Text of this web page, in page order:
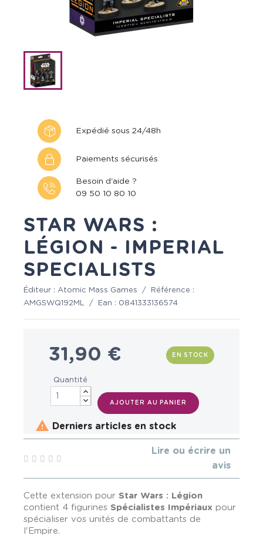
Expédié sous 24/48h
Paiements sécurisés
Besoin d'aide ?
09 50 10 80 10
STAR WARS :
LÉGION - IMPERIAL
SPECIALISTS
Éditeur : Atomic Mass Games /
Référence :
AMGSWQ192ML
/ Ean : 0841333136574
31,90 € EN STOCK
Quantité
AJOUTER AU PANIER
 Derniers articles en stock
Lire ou écrire un
avis
Cette extension pour Star Wars : Légion
contient 4 figurines Spécialistes Impériaux pour
spécialiser vos unités de combattants de
l'Empire.